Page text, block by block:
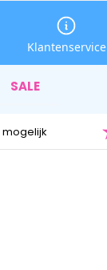
Klantenservice
SALE
mogelijk